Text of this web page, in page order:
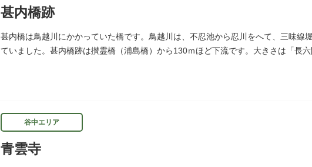
甚内橋跡
甚内橋は鳥越川にかかっていた橋です。鳥越川は、不忍池から忍川をへて、三味線
ていました。甚内橋跡は攅霊橋（浦島橋）から130ｍほど下流です。大きさは「長
谷中エリア
青雲寺